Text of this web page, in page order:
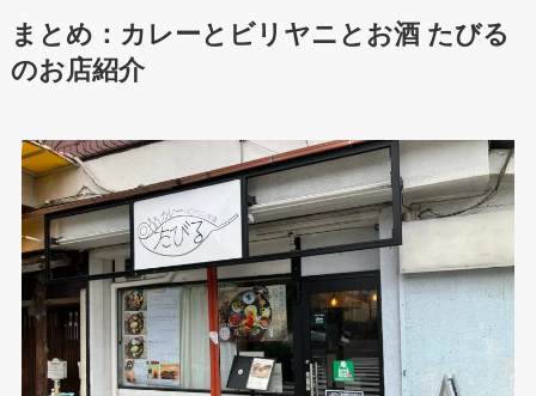
まとめ： カレーとビリヤニとお酒 たびる
のお店紹介